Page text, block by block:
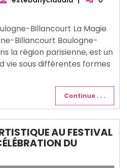
Billancourt La Magie
Billancourt Boulogne-
la région parisienne, est un
vie sous différentes formes
Continue . . .
AU FESTIVAL
DU